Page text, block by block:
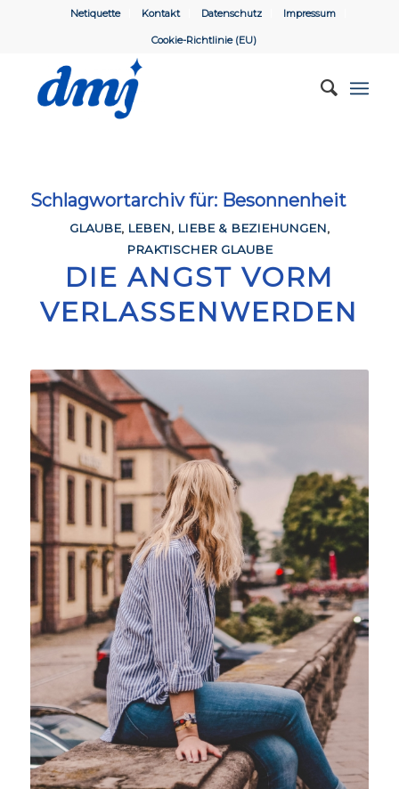
Netiquette Kontakt Datenschutz Impressum
Cookie-Richtlinie (EU)
Schlagwortarchiv für: Besonnenheit
GLAUBE, LEBEN, LIEBE & BEZIEHUNGEN,
PRAKTISCHER GLAUBE
DIE ANGST VORM
VERLASSENWERDEN